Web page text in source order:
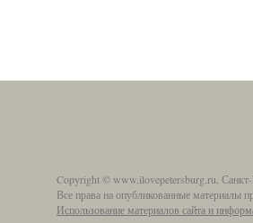
Copyright © www.ilovepetersburg.ru, Санкт-
Все права на опубликованные материалы
Использование материалов сайта и